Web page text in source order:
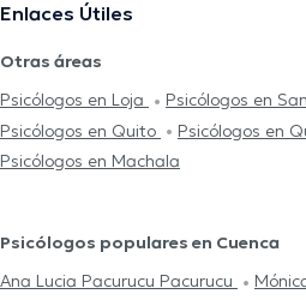
Enlaces Útiles
Otras áreas
Psicólogos en Loja
Psicólogos en
Psicólogos en Quito
Psicólogos en
Psicólogos en Machala
Psicólogos populares en Cuenca
Ana Lucia Pacurucu Pacurucu